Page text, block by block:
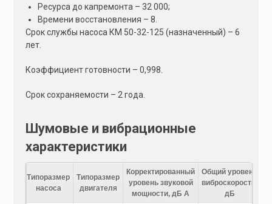
Ресурса до капремонта – 32 000;
Времени восстановления – 8.
Срок службы насоса КМ 50-32-125 (назначенный) – 6
лет.
Коэффициент готовности – 0,998.
Срок сохраняемости – 2 года.
Шумовые и вибрационные
характеристики
Типоразмер
насоса
Типоразмер
двигателя
Корректированный
уровень звуковой
мощности, дБ А
Общий уровень
виброскорости,
дБ